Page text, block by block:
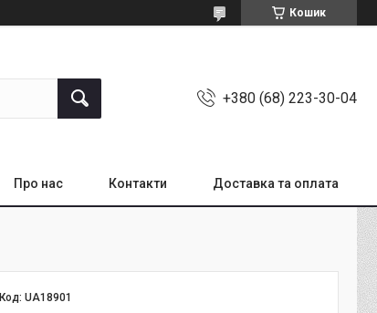
Кошик
+380 (68) 223-30-04
Про нас Контакти Доставка та оплата
Код:UA18901